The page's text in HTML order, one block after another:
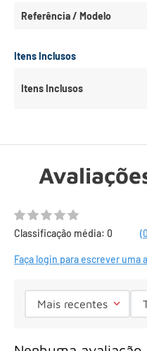
Referência / Modelo
Itens Inclusos
Itens Inclusos
Classificação média: 0
Faça login para escrever uma
Mais recentes